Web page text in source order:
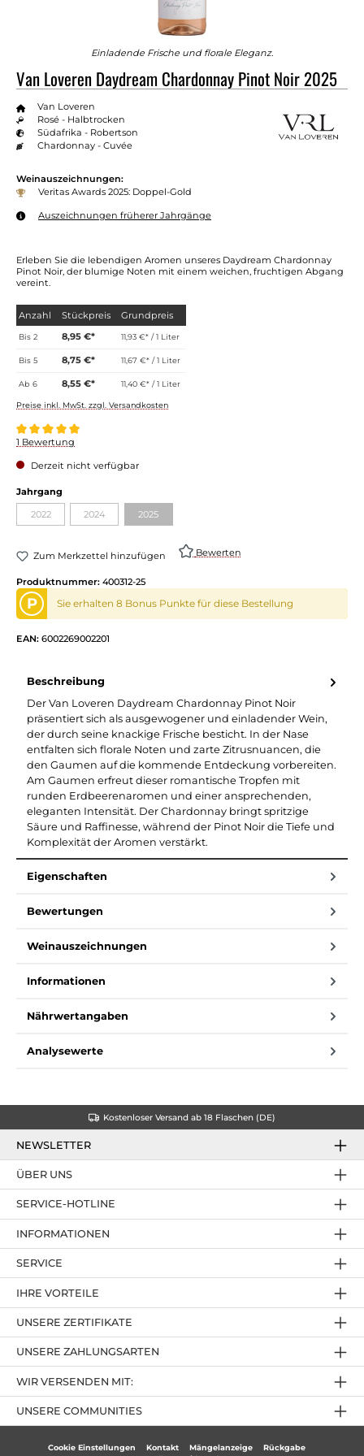
Einladende Frische und florale Eleganz.
Van Loveren Daydream Chardonnay Pinot Noir 2025
Van Loveren
Rosé - Halbtrocken
Südafrika - Robertson
Chardonnay - Cuvée
Weinauszeichnungen:
Veritas Awards 2025: Doppel-Gold
Auszeichnungen früherer Jahrgänge
Erleben Sie die lebendigen Aromen unseres Daydream Chardonnay
Pinot Noir, der blumige Noten mit einem weichen, fruchtigen Abgang
vereint.
Anzahl Stückpreis Grundpreis
Bis2 8,95 €* 11,93 €* / 1 Liter
Bis5 8,75 €* 11,67 €* / 1 Liter
Ab6 8,55 €* 11,40 €* / 1 Liter
Preise inkl. MwSt. zzgl. Versandkosten
Durchschnittliche Bewertung von 5 von 5 Sternen
1 Bewertung
Derzeit nicht verfügbar
Jahrgang
2022 2024 2025
Zum Merkzettel hinzufügen Bewerten
Produktnummer: 400312-25
P Sie erhalten 8 Bonus Punkte für diese Bestellung
EAN: 6002269002201
Beschreibung
Der Van Loveren Daydream Chardonnay Pinot Noir
präsentiert sich als ausgewogener und einladender Wein,
der durch seine knackige Frische besticht. In der Nase
entfalten sich florale Noten und zarte Zitrusnuancen, die
den Gaumen auf die kommende Entdeckung vorbereiten.
Am Gaumen erfreut dieser romantische Tropfen mit
runden Erdbeerenaromen und einer ansprechenden,
eleganten Intensität. Der Chardonnay bringt spritzige
Säure und Raffinesse, während der Pinot Noir die Tiefe und
Komplexität der Aromen verstärkt.
Eigenschaften
Bewertungen
Weinauszeichnungen
Informationen
Nährwertangaben
Analysewerte
Kostenloser Versand ab 18 Flaschen (DE)
NEWSLETTER
SERVICE-HOTLINE
IHRE VORTEILE
UNSERE ZAHLUNGSARTEN
ÜBER UNS
UNSERE ZERTIFIKATE
INFORMATIONEN
SERVICE
UNSERE COMMUNITIES
WIR VERSENDEN MIT:
Cookie Einstellungen Kontakt Mängelanzeige
Rückgabe